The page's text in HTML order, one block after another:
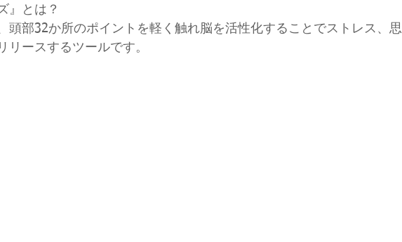
』とは？
頭部32か所のポイントを軽く触れ脳を活性化することでストレス、思
リースするツールです。